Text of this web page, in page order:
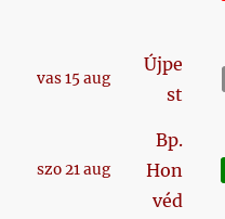
vas 15 aug
Újpe
st
szo 21 aug
Bp.
Hon
véd